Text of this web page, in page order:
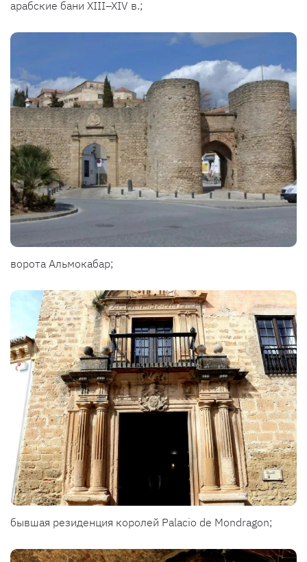
арабские бани XIII–XIV в.;
ворота Альмокабар;
бывшая резиденция королей Palacio de Mondragon;